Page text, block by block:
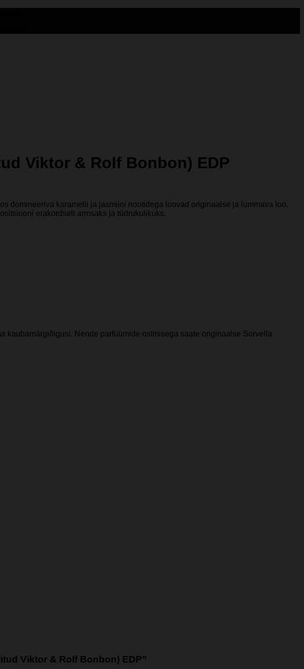
Viktor & Rolf Bonbon) EDP
domineeriva karamelli ja jasmiini nootidega loovad originaalse ja lummava loo.
erakordselt armsaks ja tüdrukulikuks.
kaubamärgiõigusi. Nende parfüümide ostmisega saate originaalse Sorvella
Viktor & Rolf Bonbon) EDP”